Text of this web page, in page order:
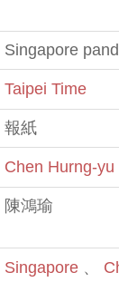
Singapore
Taipei Time
報紙
Chen Hurng-yu
陳鴻瑜
Singapore 、